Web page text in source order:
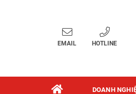
EMAIL HOTLINE
DOANH